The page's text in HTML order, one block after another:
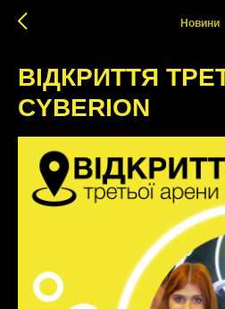
Новини
ВІДКРИТТЯ
CYBERION